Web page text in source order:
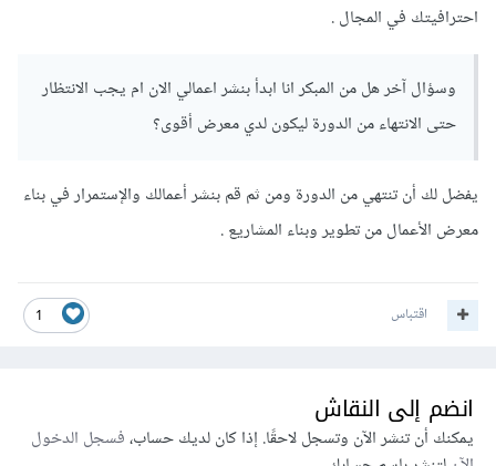
احترافيتك في المجال .
وسؤال آخر هل من المبكر انا ابدأ بنشر اعمالي الان ام يجب الانتظار
حتى الانتهاء من الدورة ليكون لدي معرض أقوى؟
يفضل لك أن تنتهي من الدورة ومن ثم قم بنشر أعمالك والإستمرار في بناء
معرض الأعمال من تطوير وبناء المشاريع .
1 اقتباس
انضم إلى النقاش
يمكنك أن تنشر الآن وتسجل لاحقًا. إذا كان لديك حساب،فسجل الدخول